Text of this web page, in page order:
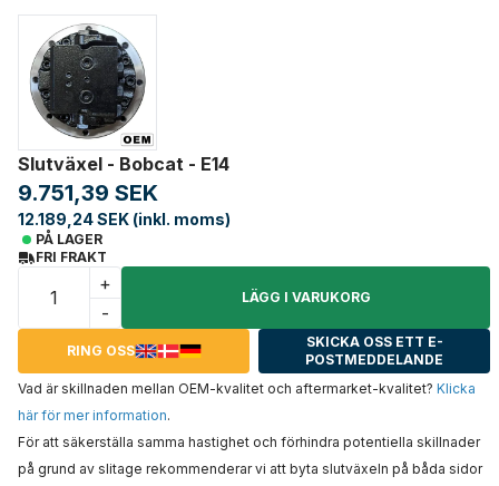
Slutväxel - Bobcat - E14
9.751,39 SEK
12.189,24 SEK (inkl. moms)
PÅ LAGER
FRI FRAKT
+
-
LÄGG I VARUKORG
RING OSS
SKICKA OSS ETT E-
POSTMEDDELANDE
Vad är skillnaden mellan OEM-kvalitet och aftermarket-kvalitet? Klicka
här för mer information.
För att säkerställa samma hastighet och förhindra potentiella skillnader
på grund av slitage rekommenderar vi att byta slutväxeln på båda sidor